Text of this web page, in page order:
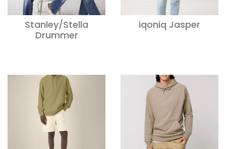
Stanley/Stella
Drummer
iqoniq Jasper